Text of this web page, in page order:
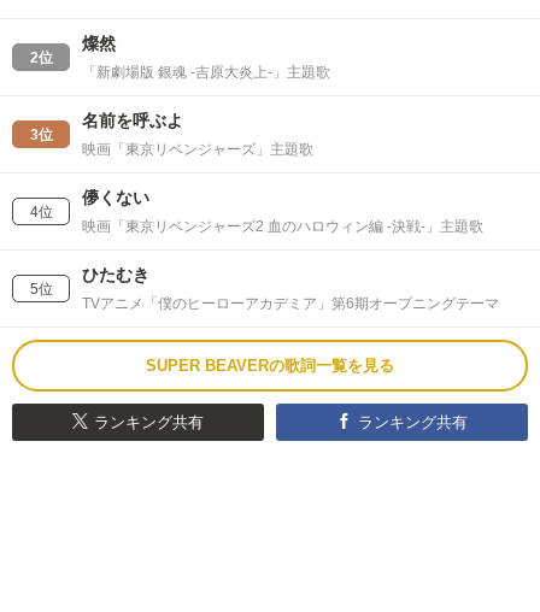
2位
燦然
「新劇場版 銀魂 -吉原大炎上-」主題歌
3位
名前を呼ぶよ
映画「東京リベンジャーズ」主題歌
4位
儚くない
映画「東京リベンジャーズ2 血のハロウィン編 -決戦-」主題歌
5位
ひたむき
TVアニメ「僕のヒーローアカデミア」第6期オープニングテーマ
SUPER BEAVERの歌詞一覧を見る
ランキング共有 ランキング共有